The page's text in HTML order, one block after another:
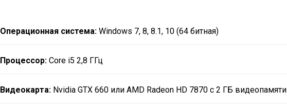
Операционная система: Windows 7, 8, 8.1, 10 (64 битная)
Процессор: Core i5 2,8 ГГц
Видеокарта: Nvidia GTX 660 или AMD Radeon HD 7870 c 2 ГБ видеопамяти